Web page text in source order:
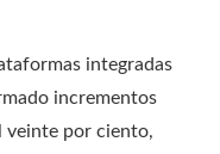
integradas
incrementos
veinte por ciento,